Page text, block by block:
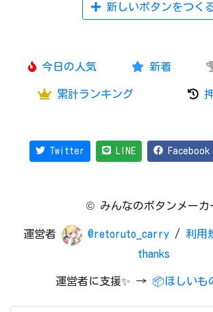
新しいボタンをつく
今日の人気 新着
累計ランキング 押
Twitter LINE Facebook
© みんなのボタンメーカ
運営者 @retoruto_carry / 利用
thanks
運営者に支援✨ → 📦ほしいも